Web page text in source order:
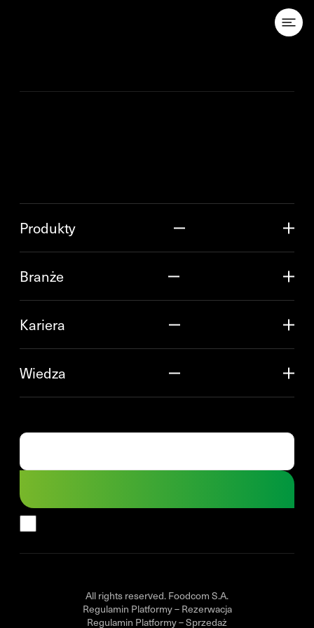
Produkty
Branże
Kariera
Wiedza
All rights reserved. Foodcom S.A.
Regulamin Platformy – Rezerwacja
Regulamin Platformy – Sprzedaż